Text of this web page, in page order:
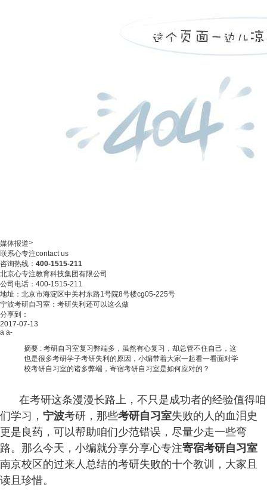
媒体报道>
联系心专注contact us
咨询热线： 400-1515-211
北京心专注教育科技集团有限公司
公司电话：400-1515-211
地址：北京市海淀区中关村东路1号院8号楼cg05-225号
宁波考研自习室：考研失利还可以这么做
分享到：
2017-07-13
a a-
摘要 : 考研自习室复习弊端多，虽然有心复习，却总管不住自己，这
也是很多考研学子考研失利的原因，小编带着大家一起看一看面对学
校考研自习室的诸多弊端，寄宿考研自习室是如何应对的？
在考研这条漫漫长路上，不只是成功者的经验值得咱
们学习， 宁波考研，那些考研自习室失败的人的血泪史
更是良药，可以帮助咱们少范错误，尽量少走一些弯
路。那么今天，小编就分享分享心专注寄宿考研自习室
南京校区的过来人总结的考研失败的十个教训，大家且
读且珍惜。